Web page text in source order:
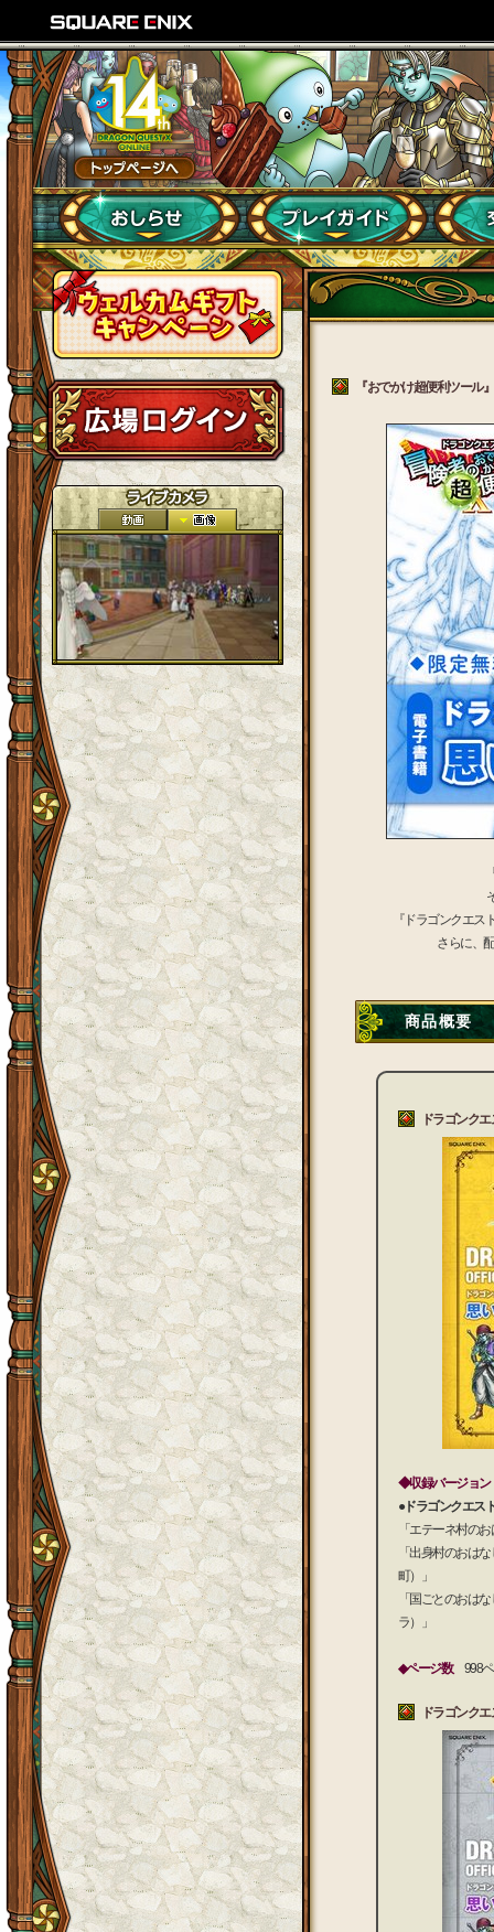
『おでかけ超便利ツール
『ドラゴンクエ
さらに、
商品概要
ドラゴンク
◆収録バージョン
●ドラゴンクエス
「エテーネ村の
「出身村のおは
町）」
「国ごとのおは
ラ）」
◆ページ数998ペ
ドラゴンク